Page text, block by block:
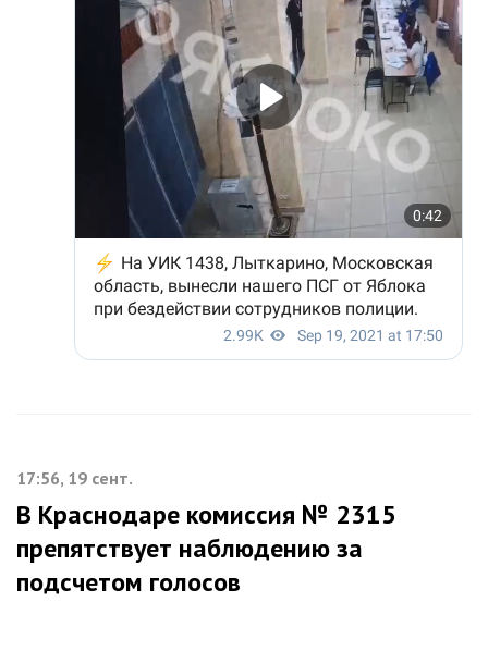
17:56, 19 сент.
В Краснодаре комиссия № 2315
препятствует наблюдению за
подсчетом голосов